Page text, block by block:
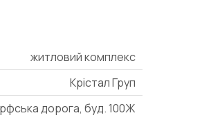
житловий комплекс
Крістал Груп
дорога, буд. 100Ж